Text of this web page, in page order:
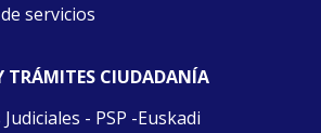
servicios
TRÁMITES CIUDADANÍA
- PSP -Euskadi